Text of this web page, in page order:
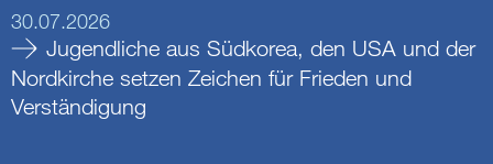
30.07.2026
Jugendliche aus Südkorea, den USA und der
Nordkirche setzen Zeichen für Frieden und
Verständigung